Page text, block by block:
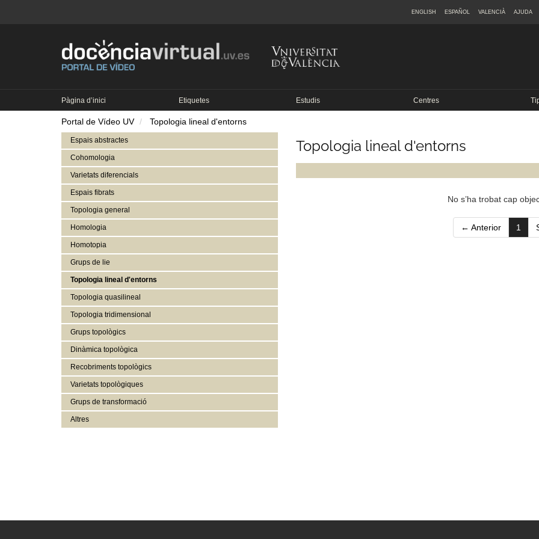
ENGLISH ESPAÑOL VALENCIÀ AJUDA
Pàgina d’inici Etiquetes Estudis Centres
Portal de Vídeo UV Topologia lineal d'entorns
Espais abstractes
Cohomologia
Varietats diferencials
Espais fibrats
Topologia general
Homologia
Homotopia
Grups de lie
Topologia lineal d'entorns
Topologia quasilineal
Topologia tridimensional
Grups topològics
Dinàmica topològica
Recobriments topològics
Varietats topològiques
Grups de transformació
Altres
Topologia lineal d'entorns
No s’ha trobat cap
← Anterior 1